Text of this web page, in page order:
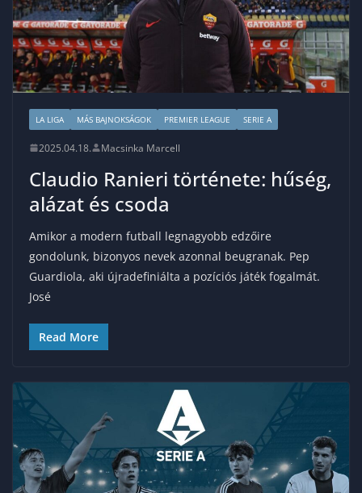
LA LIGA MÁS BAJNOKSÁGOK PREMIER LEAGUE SERIE A
2025.04.18. Macsinka Marcell
Claudio Ranieri története: hűség,
alázat és csoda
Amikor a modern futball legnagyobb edzőire
gondolunk, bizonyos nevek azonnal beugranak. Pep
Guardiola, aki újradefiniálta a pozíciós játék fogalmát.
José
Read More